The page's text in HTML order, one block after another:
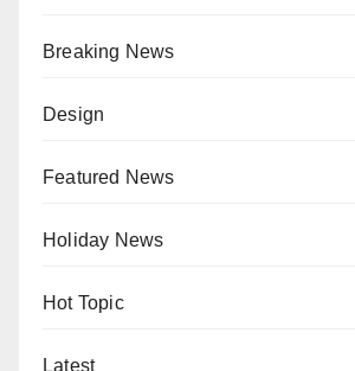
Breaking News
Design
Featured News
Holiday News
Hot Topic
Latest